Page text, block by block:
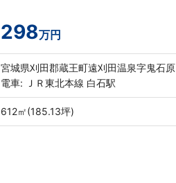
298万円
宮城県刈田郡蔵王町遠刈田温泉字鬼石原
電車: ＪＲ東北本線 白石駅
612㎡(185.13坪)